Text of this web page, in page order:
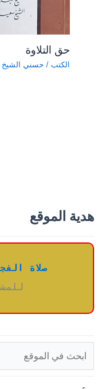
هدية الموقع
صلاة
البحث
حق التلاوة
الكتب / حسني الشيخ